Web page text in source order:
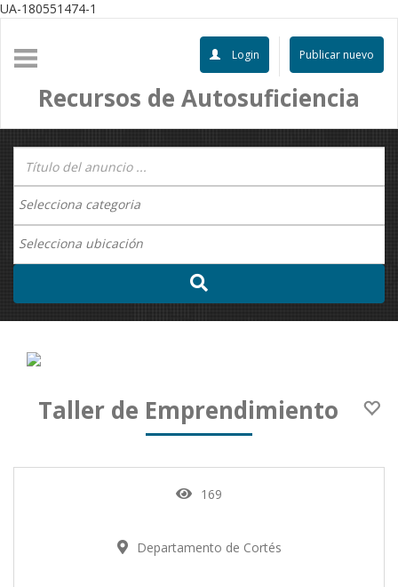
UA-180551474-1
Publicar nuevo
Login
Recursos de Autosuficiencia
Taller de Emprendimiento
169
Departamento de Cortés